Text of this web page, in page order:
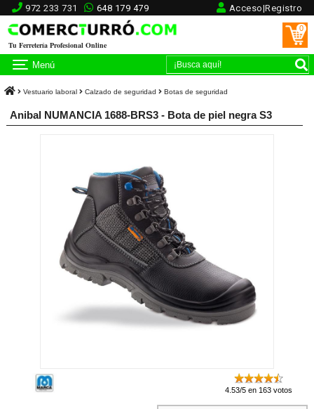
972 233 731 648 179 479 Acceso|Registro
Tu Ferretería Profesional Online
0
Menú
Vestuario laboral Calzado de seguridad Botas de seguridad
Anibal NUMANCIA 1688-BRS3 - Bota de piel negra S3
4.53/5 en 163 votos